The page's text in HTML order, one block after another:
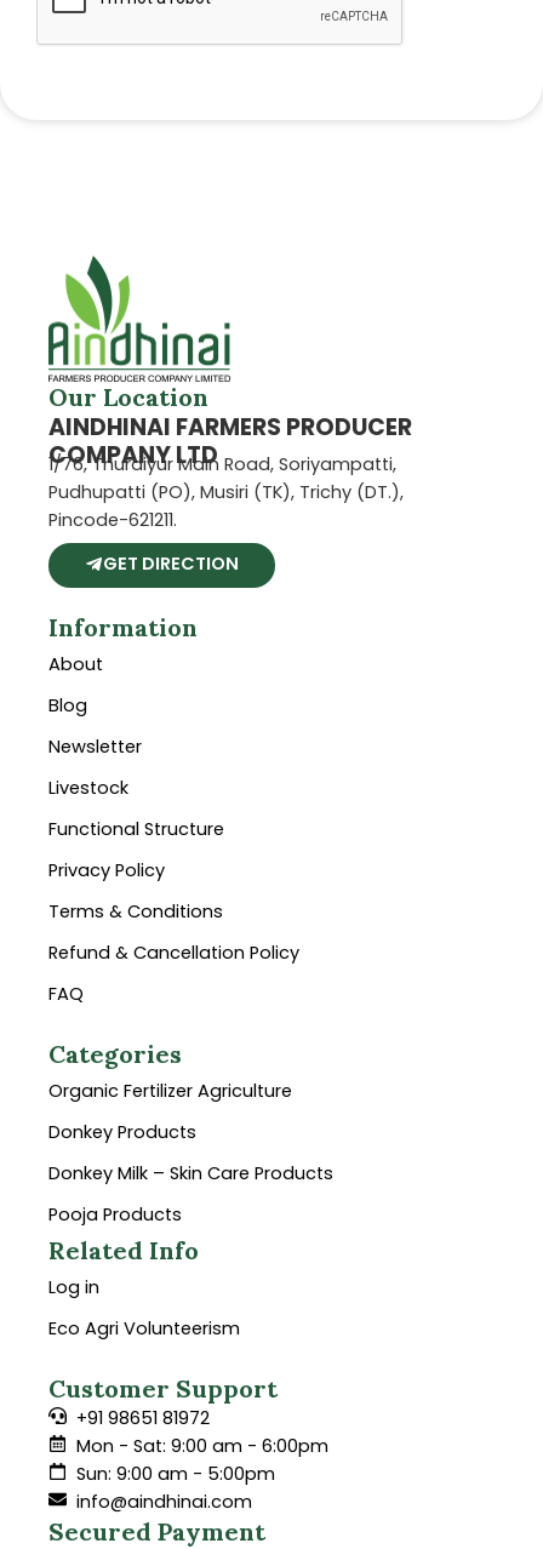
Our Location
AINDHINAI FARMERS PRODUCER
COMPANY LTD
1/76, Thuraiyur Main Road, Soriyampatti,
Pudhupatti (PO), Musiri (TK), Trichy (DT.),
Pincode-621211.
GET DIRECTION
Information
About
Blog
Newsletter
Livestock
Functional Structure
Privacy Policy
Terms & Conditions
Refund & Cancellation Policy
FAQ
Categories
Organic Fertilizer Agriculture
Donkey Products
Donkey Milk – Skin Care Products
Pooja Products
Related Info
Log in
Eco Agri Volunteerism
Customer Support
+91 98651 81972
Mon - Sat: 9:00 am - 6:00pm
Sun: 9:00 am - 5:00pm
info@aindhinai.com
Secured Payment